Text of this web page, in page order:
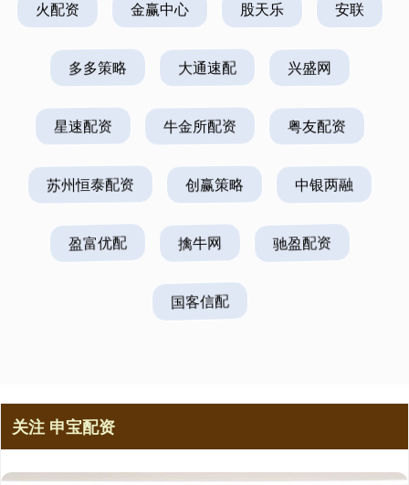
火配资 金赢中心 股天乐 安联
多多策略 大通速配 兴盛网
星速配资 牛金所配资 粤友配资
苏州恒泰配资 创赢策略 中银两融
盈富优配 擒牛网 驰盈配资
国客信配
关注 申宝配资